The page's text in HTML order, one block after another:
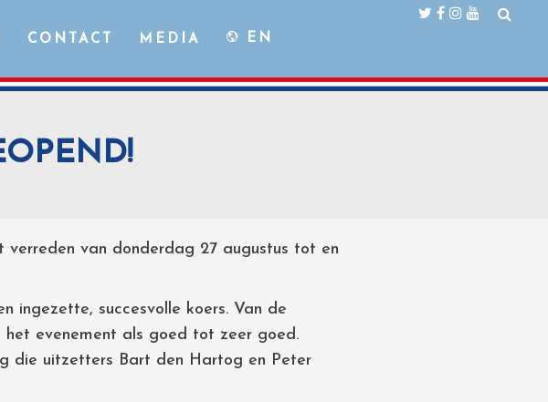
CONTACT MEDIA EN
van donderdag 27 augustus tot en
succesvolle koers. Van de
evenement als goed tot zeer goed.
die uitzetters Bart den Hartog en Peter